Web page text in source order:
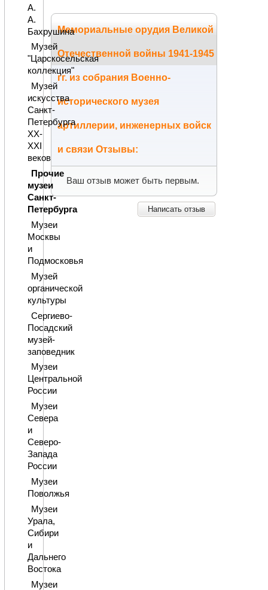
Мемориальные орудия Великой
Отечественной войны 1941-1945
гг. из собрания Военно-
исторического музея
артиллерии, инженерных войск
и связи Отзывы:
Ваш отзыв может быть первым.
Написать отзыв
А.
А.
Бахрушина
Музей
"Царскосельская
коллекция"
Музей
искусства
Санкт-
Петербурга
XX-
XXI
веков
Прочие
музеи
Санкт-
Петербурга
Музеи
Москвы
и
Подмосковья
Музей
органической
культуры
Сергиево-
Посадский
музей-
заповедник
Музеи
Центральной
России
Музеи
Севера
и
Северо-
Запада
России
Музеи
Поволжья
Музеи
Урала,
Сибири
и
Дальнего
Востока
Музеи